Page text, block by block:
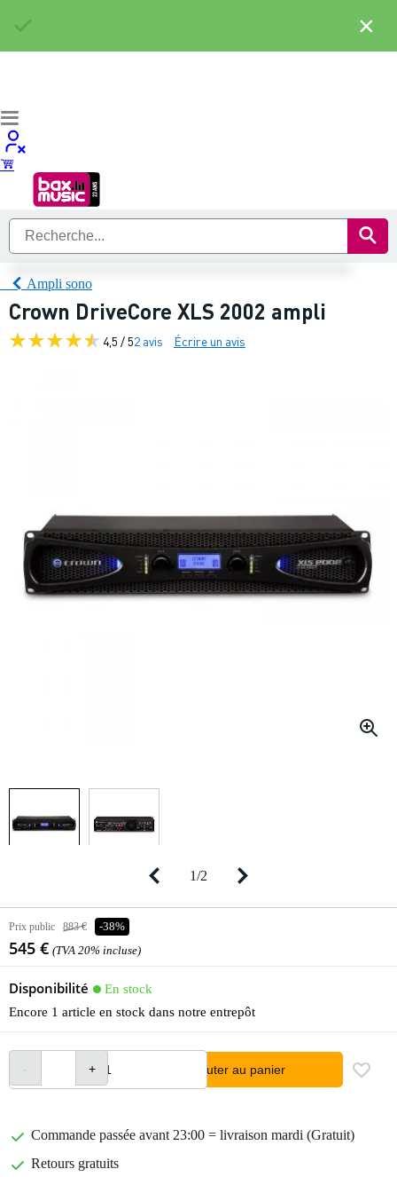
Ampli sono
Crown DriveCore XLS 2002 ampli
4,5 / 52 avis Écrire un avis
1/2
Prix public 883 € -38%
545 € (TVA 20% incluse)
Disponibilité
En stock
Encore 1 article en stock dans notre entrepôt
Ajouter au panier
Commande passée avant 23:00 = livraison mardi (Gratuit)
Retours gratuits
×